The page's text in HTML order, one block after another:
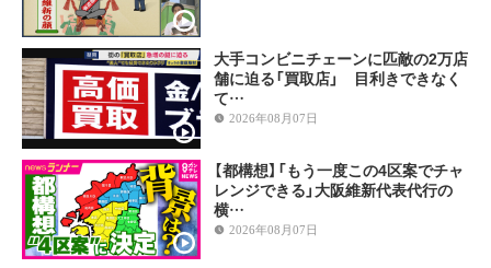
大手コンビニチェーンに匹敵の2万店
舗に迫る「買取店」 目利きできなく
て…
2026年08月07日
【都構想】「もう一度この4区案でチャ
レンジできる」大阪維新代表代行の
横…
2026年08月07日